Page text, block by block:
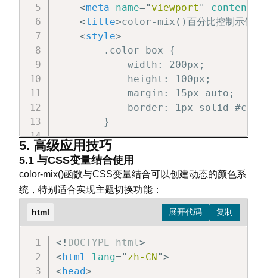
        .mixed-color-3 {
/* 在srgb颜色空间中混合30%
background-color:
<div class
</body>
</html>
<meta name=" viewport " content
<title>color-mix()百分比控制示例
<style>
        .color-box {
            width: 200px;
            height: 100px;
            margin: 15px auto;
            border: 1px solid #ccc;
        }
        .example-1 {
            /* 70%红色和30%蓝色 */
background-color:
        }
        .example-2 {
            /* 40%绿色和60%黄色 */
background-color:
        }
5. 高级应用技巧
5.1 与CSS变量结合使用
color-mix()函数与CSS变量结合可以创建动态的颜色系
统，特别适合实现主题切换功能：
html
<! DOCTYPE html>
< html lang=" zh-CN ">
< head>